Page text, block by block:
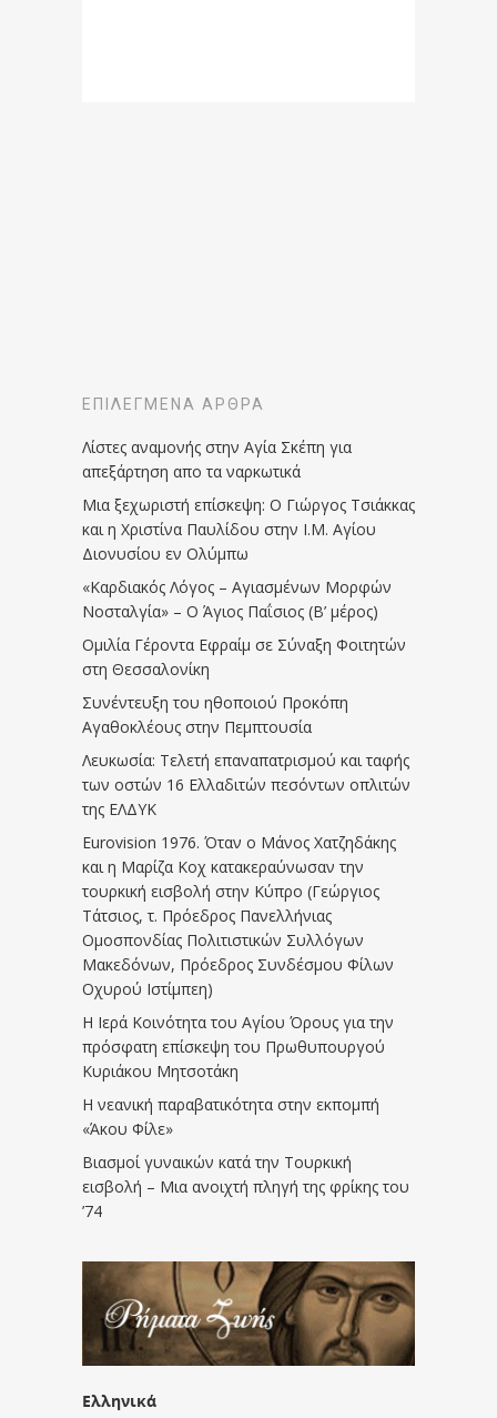
ΕΠΙΛΕΓΜΈΝΑ ΆΡΘΡΑ
Λίστες αναμονής στην Αγία Σκέπη για
απεξάρτηση απο τα ναρκωτικά
Μια ξεχωριστή επίσκεψη: Ο Γιώργος Τσιάκκας
και η Χριστίνα Παυλίδου στην Ι.Μ. Αγίου
Διονυσίου εν Ολύμπω
«Καρδιακός Λόγος – Αγιασμένων Μορφών
Νοσταλγία» – Ο Άγιος Παΐσιος (Β’ μέρος)
Ομιλία Γέροντα Εφραίμ σε Σύναξη Φοιτητών
στη Θεσσαλονίκη
Συνέντευξη του ηθοποιού Προκόπη
Αγαθοκλέους στην Πεμπτουσία
Λευκωσία: Τελετή επαναπατρισμού και ταφής
των οστών 16 Ελλαδιτών πεσόντων οπλιτών
της ΕΛΔΥΚ
Eurovision 1976. Όταν ο Μάνος Χατζηδάκης
και η Μαρίζα Κοχ κατακεραύνωσαν την
τουρκική εισβολή στην Κύπρο (Γεώργιος
Τάτσιος, τ. Πρόεδρος Πανελλήνιας
Ομοσπονδίας Πολιτιστικών Συλλόγων
Μακεδόνων, Πρόεδρος Συνδέσμου Φίλων
Οχυρού Ιστίμπεη)
Η Ιερά Κοινότητα του Αγίου Όρους για την
πρόσφατη επίσκεψη του Πρωθυπουργού
Κυριάκου Μητσοτάκη
Η νεανική παραβατικότητα στην εκπομπή
«Άκου Φίλε»
Βιασμοί γυναικών κατά την Τουρκική
εισβολή – Μια ανοιχτή πληγή της φρίκης του
’74
Ελληνικά